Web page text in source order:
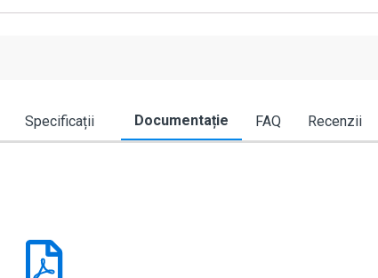
Specificații Documentație FAQ Recenzii